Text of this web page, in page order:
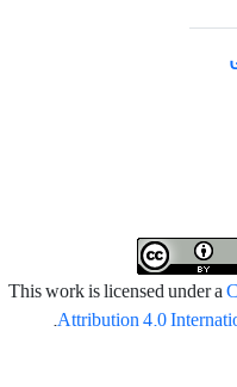
This work is licensed under a
Attribution 4.0
.